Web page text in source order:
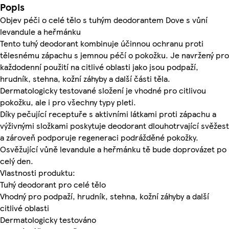
Popis
Objev péči o celé tělo s tuhým deodorantem Dove s vůní
levandule a heřmánku
Tento tuhý deodorant kombinuje účinnou ochranu proti
tělesnému zápachu s jemnou péčí o pokožku. Je navržený pro
každodenní použití na citlivé oblasti jako jsou podpaží,
hrudník, stehna, kožní záhyby a další části těla.
Dermatologicky testované složení je vhodné pro citlivou
pokožku, ale i pro všechny typy pleti.
Díky pečující receptuře s aktivními látkami proti zápachu a
výživnými složkami poskytuje deodorant dlouhotrvající svěžest
a zároveň podporuje regeneraci podrážděné pokožky.
Osvěžující vůně levandule a heřmánku tě bude doprovázet po
celý den.
Vlastnosti produktu:
Tuhý deodorant pro celé tělo
Vhodný pro podpaží, hrudník, stehna, kožní záhyby a další
citlivé oblasti
Dermatologicky testováno